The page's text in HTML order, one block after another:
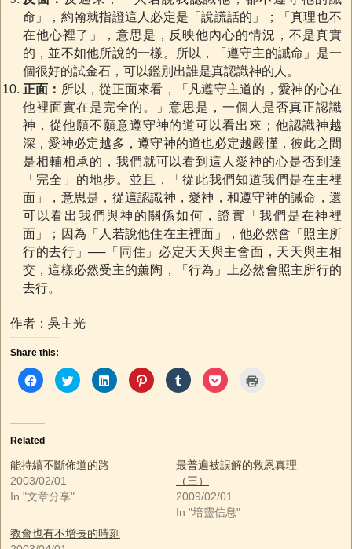
命」，約翰就指證這人必定是「說謊話的」；「真理也不
在他心裡了」，意思是，反映他內心的情況，不是真實
的，並不如他所說的一樣。所以，「遵守主的誡命」是一
個很好的試金石，可以鑑別出誰是真認識神的人。
正面： 所以，從正面來看，「凡遵守主道的，愛神的心在
他裡面實在是完全的。」意思是，一個人是否真正認識
神，從他願不願意遵守神的道可以看出來；他認識神越
深，愛神必定越多，遵守神的道也必定越嚴慬，彼此之間
是相輔相承的，我們就可以看到這人愛神的心是否到達
「完全」的地步。並且，「從此我們知道我們是在主裡
面」，意思是，從這認識神，愛神，和遵守神的誡命，還
可以看出我們與神的關係如何，證實「我們是在神裡
面」；因為「人若說他住在主裡面」，他必然會「照主所
行的去行」──「同住」必定天天與主會面，天天與主相
交，這樣必然受主的薰陶，「行為」上必然會照主所行的
去行。
作者：吳主光
Share this:
C
l
t
o
s
a
r
e
o
n
c
e
C
l
a
r
i
t
C
l
n
k
C
l
C
l
a
r
e
o
n
T
C
l
a
r
o
n
P
o
i
n
Related
能持續不斷佈道的路
2003/02/01
In "文章分享"
最普遍被誤解的救恩真理
（三）
2009/02/01
In "培靈信息"
教會也有不增長的時刻